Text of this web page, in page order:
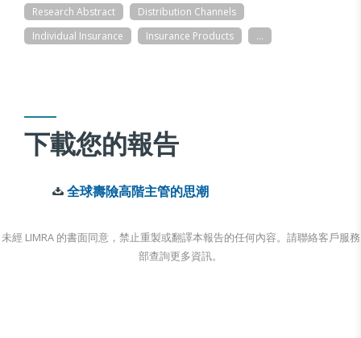
Research Abstract
Distribution Channels
Individual Insurance
Insurance Products ...
下載您的報告
全球壽險高階主管的思潮
未經 LIMRA 的書面同意，禁止重製或翻譯本報告的任何內容。請聯絡客戶服務
部查詢更多資訊。